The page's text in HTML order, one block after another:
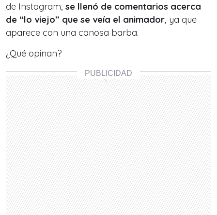
de Instagram, se llenó de comentarios acerca
de “lo viejo” que se veía el animador, ya que
aparece con una canosa barba.
¿Qué opinan?